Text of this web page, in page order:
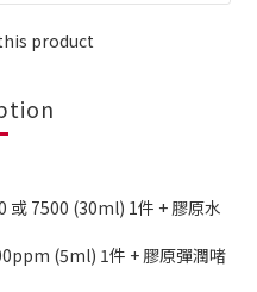
product
或 7500 (30ml) 1件 + 膠原水
(5ml) 1件 + 膠原彈潤啫